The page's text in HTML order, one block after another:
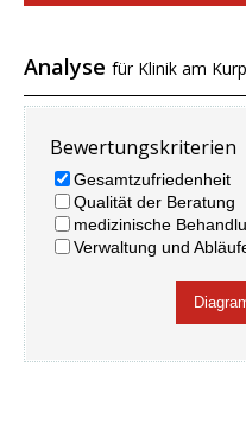
Analyse für Klinik am
Bewertungskriterien
Gesamtzufriedenheit
Qualität der Beratung
medizinische
Verwaltung und